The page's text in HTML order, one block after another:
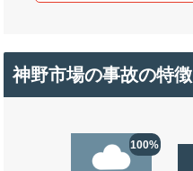
神野市場の事故の特徴
100%